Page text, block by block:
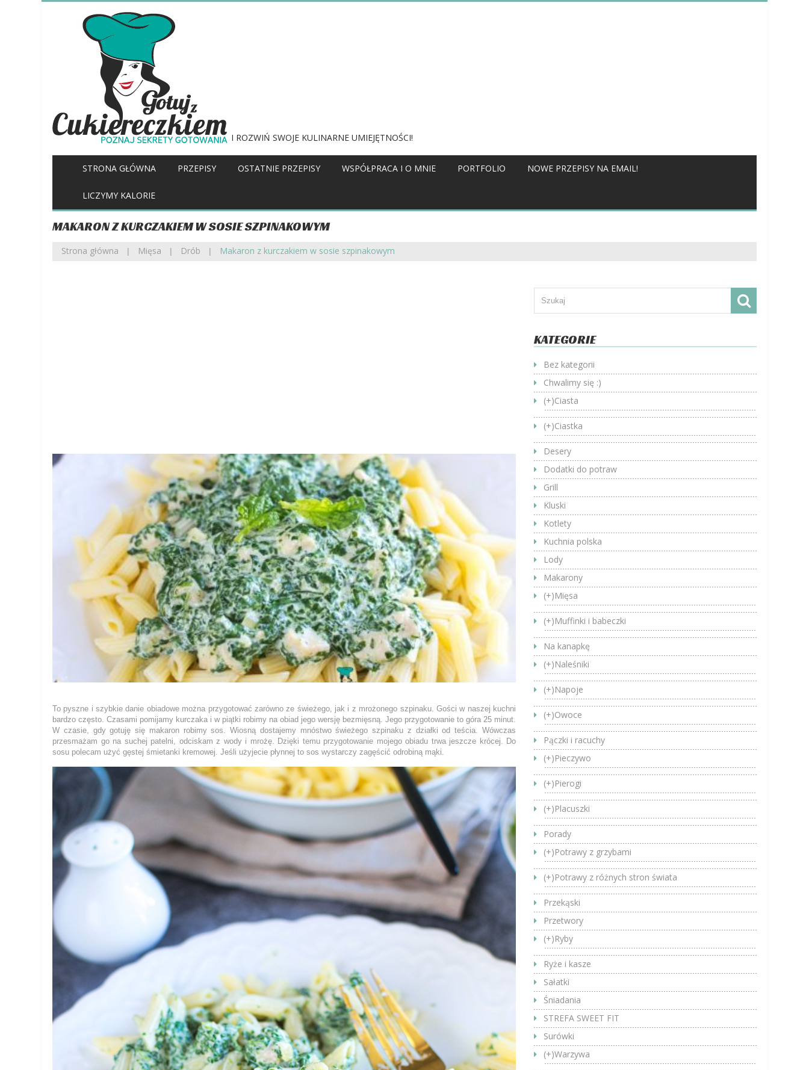
I ROZWIŃ SWOJE KULINARNE UMIEJĘTNOŚCI!
STRONA GŁÓWNA PRZEPISY OSTATNIE PRZEPISY WSPÓŁPRACA I O MNIE PORTFOLIO NOWE PRZEPISY NA EMAIL!
LICZYMY KALORIE
MAKARON Z KURCZAKIEM W SOSIE SZPINAKOWYM
Strona główna Mięsa Drób Makaron z kurczakiem w sosie szpinakowym
To pyszne i szybkie danie obiadowe można przygotować zarówno ze świeżego, jak i z mrożonego szpinaku. Gości w naszej kuchni
bardzo często. Czasami pomijamy kurczaka i w piątki robimy na obiad jego wersję bezmięsną. Jego przygotowanie to góra 25 minut.
W czasie, gdy gotuję się makaron robimy sos. Wiosną dostajemy mnóstwo świeżego szpinaku z działki od teścia. Wówczas
przesmażam go na suchej patelni, odciskam z wody i mrożę. Dzięki temu przygotowanie mojego obiadu trwa jeszcze krócej. Do
sosu polecam użyć gęstej śmietanki kremowej. Jeśli użyjecie płynnej to sos wystarczy zagęścić odrobiną mąki.
KATEGORIE
Bez kategorii
Chwalimy się :)
(+)Ciasta
(+)Ciastka
Desery
Dodatki do potraw
Grill
Kluski
Kotlety
Kuchnia polska
Lody
Makarony
(+)Mięsa
(+)Muffinki i babeczki
Na kanapkę
(+)Naleśniki
(+)Napoje
(+)Owoce
Pączki i racuchy
(+)Pieczywo
(+)Pierogi
(+)Placuszki
Porady
(+)Potrawy z grzybami
(+)Potrawy z różnych stron świata
Przekąski
Przetwory
(+)Ryby
Ryże i kasze
Sałatki
Śniadania
STREFA SWEET FIT
Surówki
(+)Warzywa